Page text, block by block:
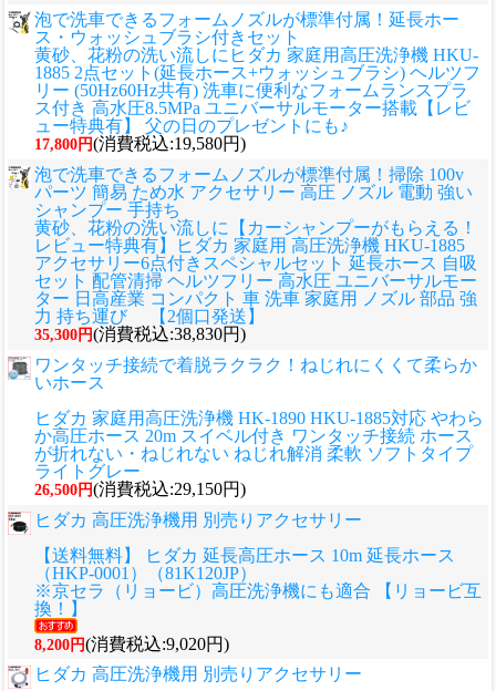
泡で洗車できるフォームノズルが標準付属！延長ホー
ス・ウォッシュブラシ付きセット
黄砂、花粉の洗い流しに ヒダカ 家庭用高圧洗浄機 HKU-
1885 2点セット(延長ホース+ウォッシュブラシ) ヘルツフ
リー (50Hz60Hz共有) 洗車に便利なフォームランスプラ
ス付き 高水圧8.5MPa ユニバーサルモーター搭載【レビ
ュー特典有】 父の日のプレゼントにも♪
17,800円(消費税込:19,580円)
泡で洗車できるフォームノズルが標準付属！掃除 100v
パーツ 簡易 ため水 アクセサリー 高圧 ノズル 電動 強い
シャンプー 手持ち
黄砂、花粉の洗い流しに 【カーシャンプーがもらえる！
レビュー特典有】ヒダカ 家庭用 高圧洗浄機 HKU-1885
アクセサリー6点付きスペシャルセット 延長ホース 自吸
セット 配管清掃 ヘルツフリー 高水圧 ユニバーサルモー
ター 日高産業 コンパクト 車 洗車 家庭用 ノズル 部品 強
力 持ち運び 【2個口発送】
35,300円(消費税込:38,830円)
ワンタッチ接続で着脱ラクラク！ねじれにくくて柔らか
いホース
ヒダカ 家庭用高圧洗浄機 HK-1890 HKU-1885対応 やわら
か高圧ホース 20m スイベル付き ワンタッチ接続 ホース
が折れない・ねじれない ねじれ解消 柔軟 ソフトタイプ
ライトグレー
26,500円(消費税込:29,150円)
ヒダカ 高圧洗浄機用 別売りアクセサリー
【送料無料】 ヒダカ 延長高圧ホース 10m 延長ホース
（HKP-0001）（81K120JP）
※京セラ（リョービ）高圧洗浄機にも適合 【リョービ互
換！】
8,200円(消費税込:9,020円)
ヒダカ 高圧洗浄機用 別売りアクセサリー